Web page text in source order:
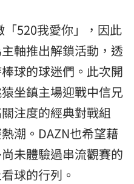
「520我愛你」，因此
軸推出解鎖活動，透
球的球迷們。此次開
坐鎮主場迎戰中信兄
注度的經典對戰組
潮。DAZN也希望藉
未體驗過串流觀賽的
球的行列。